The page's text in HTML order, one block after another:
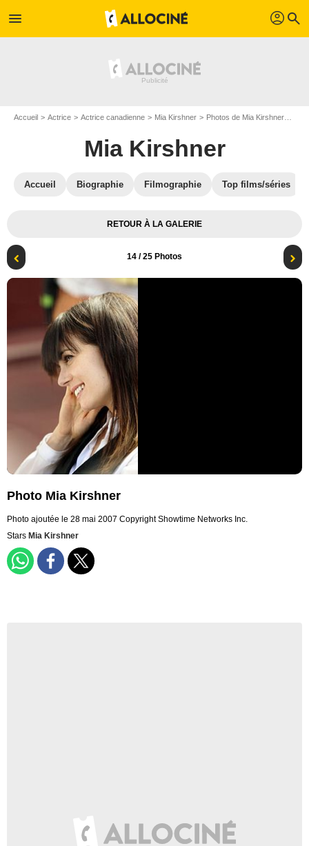
menu profil search
Accueil Actrice Actrice canadienne Mia Kirshner Photos de Mia Kirshner
Mia Kirshner
Accueil Biographie Filmographie Top films/séries
RETOUR À LA GALERIE
14 / 25 Photos
Photo Mia Kirshner
Photo ajoutée le 28 mai 2007 Copyright Showtime Networks Inc.
Stars Mia Kirshner